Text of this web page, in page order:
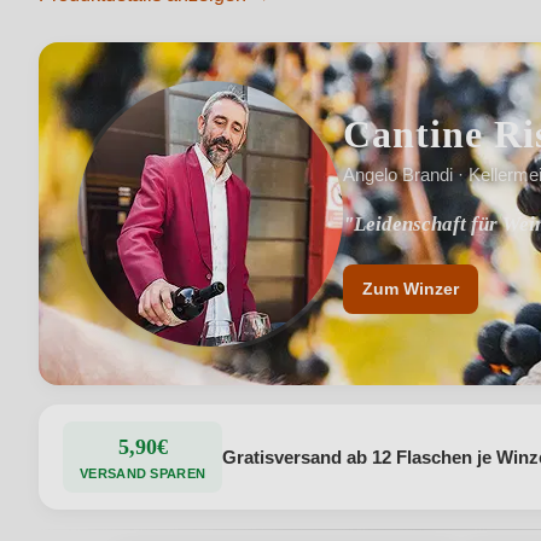
Cantine
Angelo Brandi ·
"Leidenschaft für
"Genossenschaft für
Zum Winzer
5,90€
VERSAND SPAREN
Gratisversand ab 12 Flaschen je